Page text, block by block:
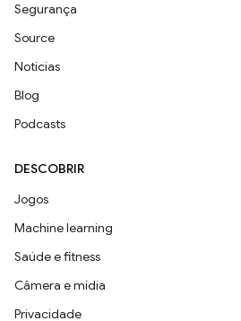
Segurança
Source
Notícias
Blog
Podcasts
DESCOBRIR
Jogos
Machine learning
Saúde e fitness
Câmera e mídia
Privacidade